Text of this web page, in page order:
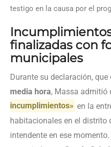
testigo en la causa por el
finalizadas con
municipales
Durante su declaración,
media hora, Massa admitió
incumplimientos» en la
habitacionales en el distrito
intendente en ese